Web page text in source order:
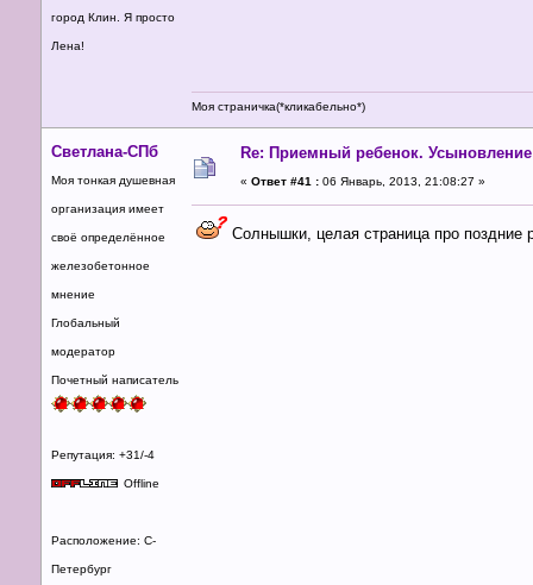
город Клин. Я просто
Лена!
Моя страничка(*кликабельно*)
Светлана-СПб
Моя тонкая душевная
организация имеет
своё определённое
железобетонное
мнение
Глобальный
модератор
Почетный написатель
Репутация: +31/-4
Offline
Расположение: С-
Петербург
Re: Приемный ребенок. Усыновление
« Ответ #41 : 06 Январь, 2013, 21:08:27 »
Солнышки, целая страница про